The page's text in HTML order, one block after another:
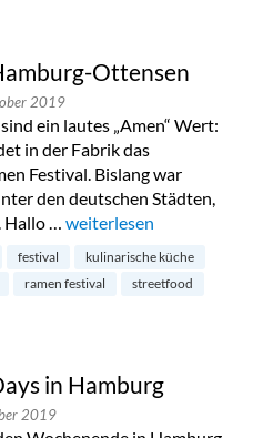
Ottensen
2019
ein lautes „Amen“ Wert:
in der Fabrik das
Festival. Bislang war
den deutschen Städten,
Hallo … „Ramen Festival in
weiterlesen
festival
kulinarische küche
ramen festival streetfood
in Hamburg
2019